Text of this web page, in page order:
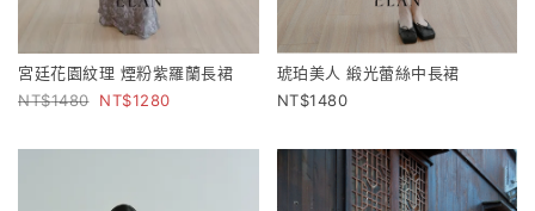
宮廷花園紋理 煙粉紫羅蘭長裙
1480
1280
琥珀美人 緞光蕾絲中長裙
1480